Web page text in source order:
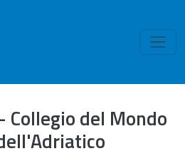
Collegio del Mondo